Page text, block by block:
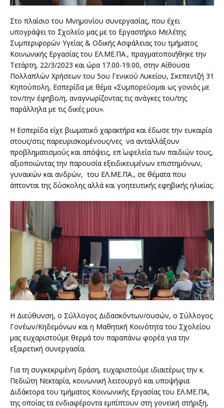
Στο πλαίσιο του Μνημονίου συνεργασίας, που έχει
υπογράψει το Σχολείο μας με το Εργαστήριο Μελέτης
Συμπεριφορών Υγείας & Οδικής Ασφάλειας του τμήματος
Κοινωνικής Εργασίας του ΕΛ.ΜΕ.ΠΑ., πραγματοποιήθηκε την
Τετάρτη, 22/3/2023 και ώρα 17.00-19.00, στην Αίθουσα
Πολλαπλών Χρήσεων του 5ου Γενικού Λυκείου, Σκεπεντζή 31
Κηπούπολη, Εσπερίδα με θέμα «Συμπορεύομαι ως γονιός με
τον/την έφηβο/η, αναγνωρίζοντας τις ανάγκες του/της
παράλληλα με τις δικές μου».
Η Εσπερίδα είχε βιωματικό χαρακτήρα και έδωσε την ευκαιρία
στους/στις παρευρισκομένους/νες να ανταλλάξουν
προβληματισμούς και απόψεις, επ΄ ωφελεία των παιδιών τους,
αξιοποιώντας την παρουσία εξειδικευμένων επιστημόνων,
γυναικών και ανδρών, του ΕΛ.ΜΕ.ΠΑ., σε θέματα που
άπτονται της δύσκολης αλλά και γοητευτικής εφηβικής ηλικίας.
Η Διεύθυνση, ο Σύλλογος Διδασκόντων/ουσών, o Σύλλογος
Γονέων/Κηδεμόνων και η Μαθητική Κοινότητα του Σχολείου
μας ευχαριστούμε θερμά τον παραπάνω φορέα για την
εξαιρετική συνεργασία.
Για τη συγκεκριμένη δράση, ευχαριστούμε ιδιαιτέρως την κ.
Πεδιώτη Νεκταρία, κοινωνική λειτουργό και υποψήφια
Διδάκτορα του τμήματος Κοινωνικής Εργασίας του ΕΛ.ΜΕ.ΠΑ,
της οποίας τα ενδιαφέροντα εμπίπτουν στη γονεϊκή στήριξη,